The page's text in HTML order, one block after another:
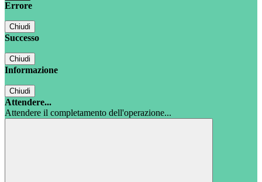
Errore
Chiudi
Successo
Chiudi
Informazione
Chiudi
Attendere...
Attendere il completamento dell'operazione...